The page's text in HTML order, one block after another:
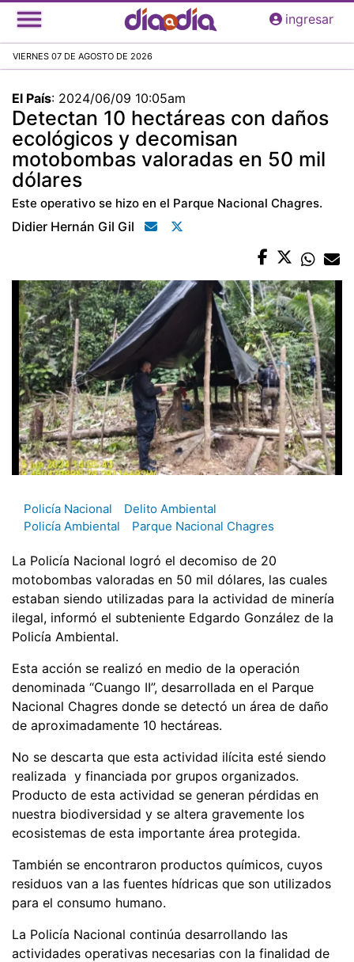
Pasar
al
principal
ingresar
VIERNES 07 DE AGOSTO DE 2026
El País: 2024/06/09 10:05am
Detectan 10 hectáreas con daños
ecológicos y decomisan
motobombas valoradas en 50 mil
dólares
Este operativo se hizo en el Parque Nacional Chagres.
Didier Hernán Gil Gil
Policía Nacional
Delito Ambiental
Policía Ambiental
Parque Nacional Chagres
La Policía Nacional logró el decomiso de 20
motobombas valoradas en 50 mil dólares, las cuales
estaban siendo utilizadas para la actividad de minería
ilegal, informó el subteniente Edgardo González de la
Policía Ambiental.
Esta acción se realizó en medio de la operación
denominada “Cuango II”, desarrollada en el Parque
Nacional Chagres donde se detectó un área de daño
de aproximadamente 10 hectáreas.
No se descarta que esta actividad ilícita esté siendo
realizada y financiada por grupos organizados.
Producto de esta actividad se generan pérdidas en
nuestra biodiversidad y se altera gravemente los
ecosistemas de esta importante área protegida.
También se encontraron productos químicos, cuyos
residuos van a las fuentes hídricas que son utilizados
para el consumo humano.
La Policía Nacional continúa desarrollando las
actividades operativas necesarias con la finalidad de